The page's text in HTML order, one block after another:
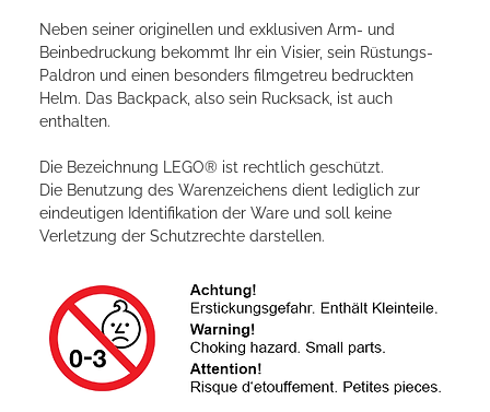
Neben seiner originellen und exklusiven Arm- und
Beinbedruckung bekommt Ihr ein Visier, sein Rüstungs-
Paldron und einen besonders filmgetreu bedruckten
Helm. Das Backpack, also sein Rucksack, ist auch
enthalten.
Die Bezeichnung LEGO® ist rechtlich geschützt.
Die Benutzung des Warenzeichens dient lediglich zur
eindeutigen Identifikation der Ware und soll keine
Verletzung der Schutzrechte darstellen.